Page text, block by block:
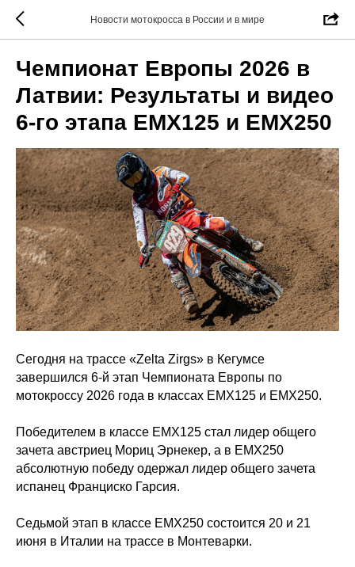
Новости мотокросса в России и в мире
Чемпионат Европы 2026 в
Латвии: Результаты и видео
6-го этапа ЕМХ125 и ЕМХ250
Сегодня на трассе «Zelta Zirgs» в Кегумсе
завершился 6-й этап Чемпионата Европы по
мотокроссу 2026 года в классах ЕМХ125 и ЕМХ250.
Победителем в классе ЕМХ125 стал лидер общего
зачета австриец Мориц Эрнекер, а в ЕМХ250
абсолютную победу одержал лидер общего зачета
испанец Франциско Гарсия.
Седьмой этап в классе ЕМХ250 состоится 20 и 21
июня в Италии на трассе в Монтеварки.